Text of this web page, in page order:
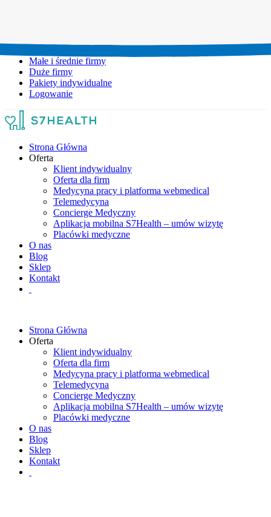
Małe i średnie firmy
Duże firmy
Pakiety indywidualne
Logowanie
Strona Główna
Oferta
Klient indywidualny
Oferta dla firm
Medycyna pracy i platforma webmedical
Telemedycyna
Concierge Medyczny
Aplikacja mobilna S7Health – umów wizytę
Placówki medyczne
O nas
Blog
Sklep
Kontakt
Strona Główna
Oferta
Klient indywidualny
Oferta dla firm
Medycyna pracy i platforma webmedical
Telemedycyna
Concierge Medyczny
Aplikacja mobilna S7Health – umów wizytę
Placówki medyczne
O nas
Blog
Sklep
Kontakt